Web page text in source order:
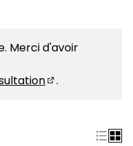
Merci d'avoir
.